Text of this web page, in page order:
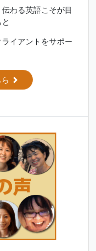
わる英語こそが目
イアントをサポー